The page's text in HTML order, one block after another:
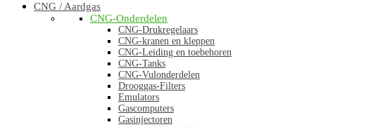
CNG / Aardgas
CNG-Onderdelen
CNG-Drukregelaars
CNG-kranen en kleppen
CNG-Leiding en toebehoren
CNG-Tanks
CNG-Vulonderdelen
Drooggas-Filters
Emulators
Gascomputers
Gasinjectoren